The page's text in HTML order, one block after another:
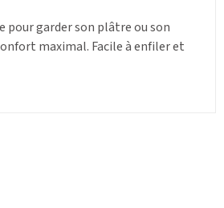
garder son plâtre ou son
maximal. Facile à enfiler et